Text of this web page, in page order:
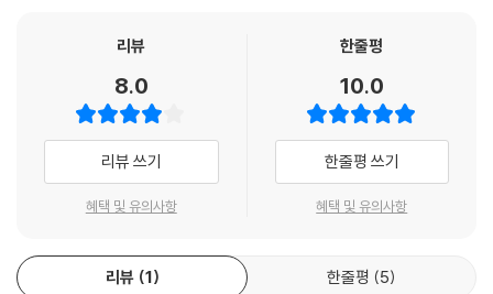
라마찬드란은 마음의 문제에는 두 가지 측면이 있다고 말한다. 하나는 주
는 다음과 같다. “우리 뇌의 수많은 젤리 같은 뉴런들에서 일어나는 이온의
흐름만으로 어떻게 붉은색으로부터 붉음, 각종 향신료나 와인의 향을 인지
하는 것일까?” 라마찬드란은 퀄리아가 특정한 생물학적 기능을 수행하기
위해 진화한 것으로, 신경 활동의 부산물, 즉 단순한 부수현상일 수는 없다
고 주장한다. 빛이 파동이면서 동시에 입자이듯이, 물질과 정신, 뇌 속에서
다는 것이다.
리뷰
8.0
리뷰 쓰기
혜택 및 유의사항
한줄평
10.0
한줄평 쓰기
혜택 및 유의사항
리뷰 1 한줄평 5